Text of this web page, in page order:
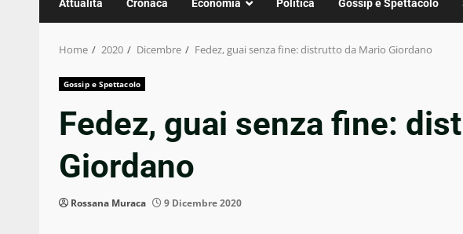
Attualità Cronaca Economia Politica Gossip e Spettacolo
Home 2020 Dicembre Fedez, guai senza fine: distrutto da Mario Giordano
Gossip e Spettacolo
Fedez, guai senza fine:
Giordano
Rossana Muraca 9 Dicembre 2020